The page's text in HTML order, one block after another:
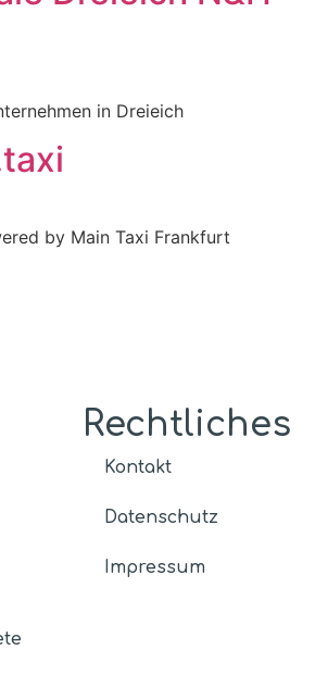
in Dreieich
by Main Taxi Frankfurt
Rechtliches
Kontakt
Datenschutz
Impressum